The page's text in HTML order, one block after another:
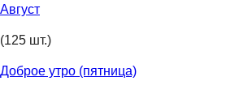
Август
(125 шт.)
Доброе утро (пятница)